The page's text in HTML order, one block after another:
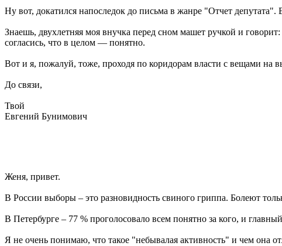
Ну вот, докатился напоследок до письма в жанре "Отчет
Знаешь, двухлетняя моя внучка перед сном машет ручкой и
согласись, что в целом — понятно.
Вот и я, пожалуй, тоже, проходя по коридорам власти с вещами на
До связи,
Твой
Евгений Бунимович
Женя, привет.
В России выборы – это разновидность свиного гриппа. Болеют
В Петербурге – 77 % проголосовало всем понятно за кого, и
Я не очень понимаю, что такое "небывалая активность" и чем она